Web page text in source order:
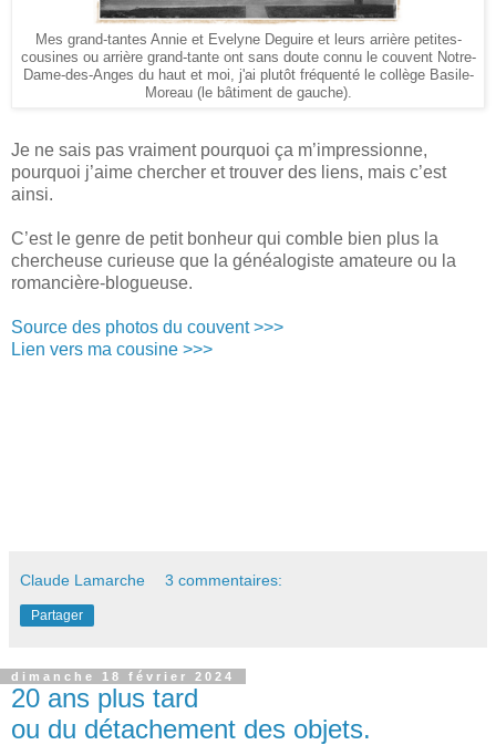
Mes grand-tantes Annie et Evelyne Deguire et leurs arrière petites-
cousines ou arrière grand-tante ont sans doute connu le couvent Notre-
Dame-des-Anges du haut et moi, j'ai plutôt fréquenté le collège Basile-
Moreau (le bâtiment de gauche).
Je ne sais pas vraiment pourquoi ça m’impressionne,
pourquoi j’aime chercher et trouver des liens, mais c’est
ainsi.
C’est le genre de petit bonheur qui comble bien plus la
chercheuse curieuse que la généalogiste amateure ou la
romancière-blogueuse.
Source des photos du couvent >>>
Lien vers ma cousine >>>
Claude Lamarche 3 commentaires:
Partager
dimanche 18 février 2024
20 ans plus tard
ou du détachement des objets.